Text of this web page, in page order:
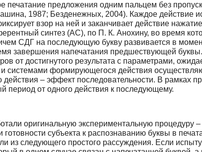
печатание предложения одним пальцем без
1987; Безденежных, 2004). Каждое действие
взор на ней и заканчивает действие
синтез (АС), по П. К. Анохину, во время
СДГ на последующую букву развивается в
завершения напечатания предшествующей
от достигнутого результата с параметрами,
системами формирующегося действия
действия – эффект последовательности. В рамках
период от одного действия к последующему.
оригинальную экспериментальную процедуру
субъекта к распознаванию буквы в
из следующего простого рассуждения. Если